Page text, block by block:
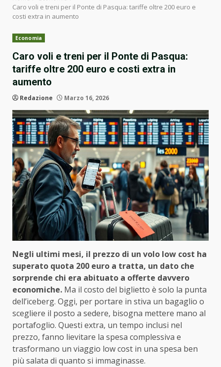
Caro voli e treni per il Ponte di Pasqua: tariffe oltre 200 euro e
costi extra in aumento
Economia
Caro voli e treni per il Ponte di Pasqua:
tariffe oltre 200 euro e costi extra in
aumento
Redazione Marzo 16, 2026
Negli ultimi mesi, il prezzo di un volo low cost ha
superato quota 200 euro a tratta, un dato che
sorprende chi era abituato a offerte davvero
economiche. Ma il costo del biglietto è solo la punta
dell’iceberg. Oggi, per portare in stiva un bagaglio o
scegliere il posto a sedere, bisogna mettere mano al
portafoglio. Questi extra, un tempo inclusi nel
prezzo, fanno lievitare la spesa complessiva e
trasformano un viaggio low cost in una spesa ben
più salata di quanto si immaginasse.